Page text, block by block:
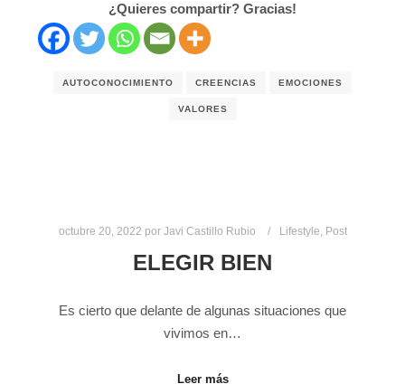
¿Quieres compartir? Gracias!
AUTOCONOCIMIENTO CREENCIAS EMOCIONES
VALORES
octubre 20, 2022 por Javi Castillo Rubio Lifestyle Post
ELEGIR BIEN
Es cierto que delante de algunas situaciones que
vivimos en…
Leer más